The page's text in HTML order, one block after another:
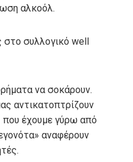
αλκοόλ.
συλλογικό well
να σοκάρουν.
αντικατοπτρίζουν
που έχουμε γύρω από
αναφέρουν